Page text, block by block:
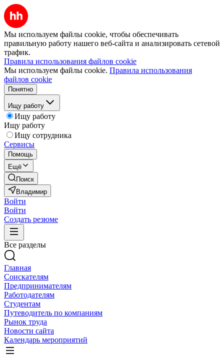
Мы используем файлы cookie, чтобы обеспечивать
правильную работу нашего веб-сайта и анализировать сетевой
трафик.
Правила использования файлов cookie
Мы используем файлы cookie. Правила использования
файлов cookie
Понятно
Ищу работу
Ищу работу
Ищу работу
Ищу сотрудника
Сервисы
Помощь
Ещё
Поиск
Владимир
Войти
Войти
Создать резюме
Все разделы
Главная
Соискателям
Предпринимателям
Работодателям
Студентам
Путеводитель по компаниям
Рынок труда
Новости сайта
Календарь мероприятий